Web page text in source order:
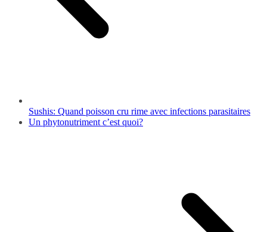
Sushis: Quand poisson cru rime avec infections parasitaires
Un phytonutriment c’est quoi?